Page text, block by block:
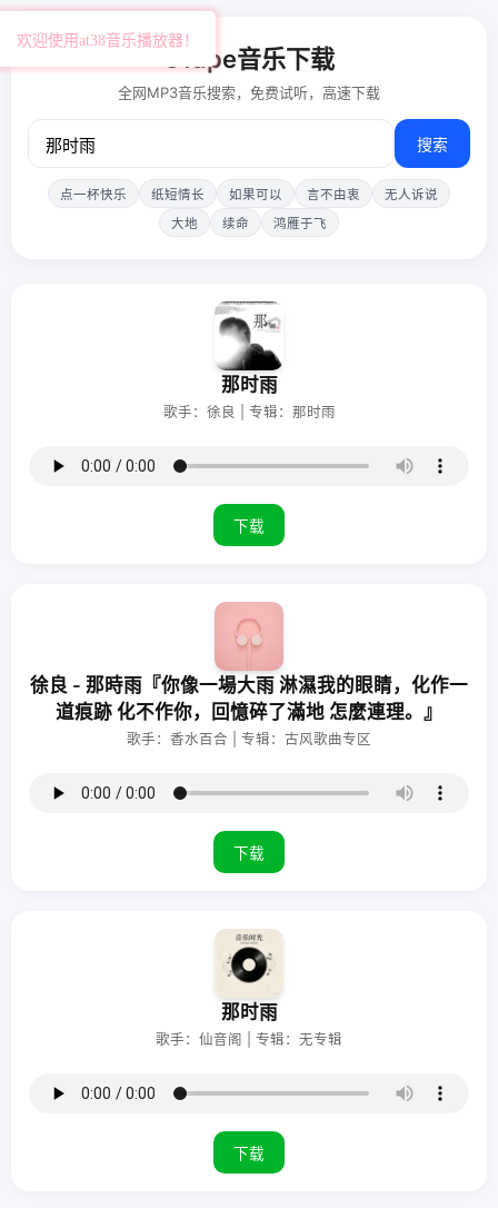
51ape音乐下载
全网MP3音乐搜索，免费试听，高速下载
搜索
点一杯快乐 纸短情长 如果可以 言不由衷
无人诉说
大地
续命 鸿雁于飞
那时雨
歌手：徐良 | 专辑：那时雨
下载
徐良 - 那時雨『你像一場大雨 淋濕我的眼睛，化作一
道痕跡 化不作你，回憶碎了滿地 怎麼連理。』
歌手：香水百合 | 专辑：古风歌曲专区
下载
那时雨
歌手：仙音阁 | 专辑：无专辑
下载
欢迎使用at38音乐播放器！